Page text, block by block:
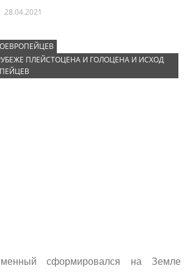
28.04.2021
ПЛЕЙСТОЦЕНА И ГОЛОЦЕНА И ИСХОД
сформировался на Земле